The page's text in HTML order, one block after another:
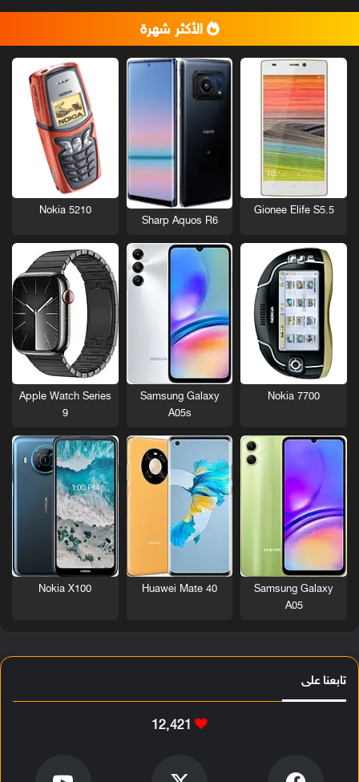
الأكثر شهرة
Gionee Elife S5.5
Sharp Aquos R6
Nokia 5210
Nokia 7700
Samsung Galaxy
A05s
Apple Watch Series
9
Samsung Galaxy
A05
Huawei Mate 40
Nokia X100
تابعنا على
12٬421